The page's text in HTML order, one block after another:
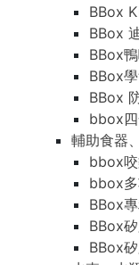
BBox
BBox
BBox
BBox
BBox
bbox
輔助食器
bbox
bbox
BBox
BBox
BBox